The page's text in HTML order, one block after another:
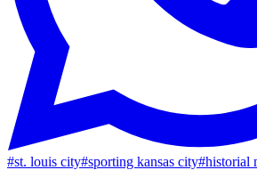
#st. louis city#sporting kansas city#historial